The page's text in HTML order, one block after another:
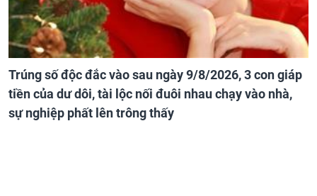
Trúng số độc đắc vào sau ngày 9/8/2026, 3 con giáp
tiền của dư dôi, tài lộc nối đuôi nhau chạy vào nhà,
sự nghiệp phất lên trông thấy